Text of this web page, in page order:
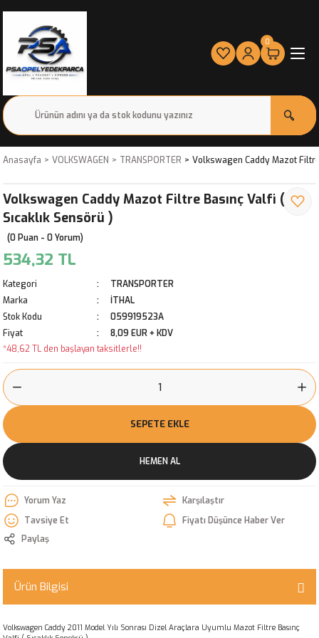
0
Anasayfa VOLKSWAGEN TRANSPORTER Volkswagen Caddy Mazot Filtre
Volkswagen Caddy Mazot Filtre Basınç Valfi (
Sıcaklık Sensörü )
(0 Puan - 0 Yorum)
534,32 TL
Kategori
TRANSPORTER
Marka
İTHAL
Stok Kodu
059919523A
Fiyat
8,09 EUR + KDV
*48,62 TL den başlayan taksitlerle!!
SEPETE EKLE
HEMEN AL
Yorum Yaz
Karşılaştır
Tavsiye Et
Fiyatı Düşünce Haber Ver
Paylaş
Ürün Bilgisi
Volkswagen Caddy 2011 Model Yılı Sonrası Dizel Araçlara Uyumlu Mazot Filtre Basınç